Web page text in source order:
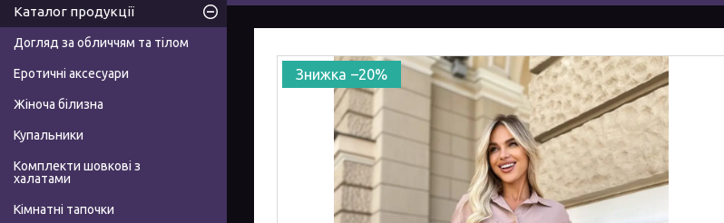
–20%
Каталог продукції
Догляд за обличчям та тілом
Еротичні аксесуари
Жіноча білизна
Купальники
Комплекти шовкові з
халатами
Кімнатні тапочки